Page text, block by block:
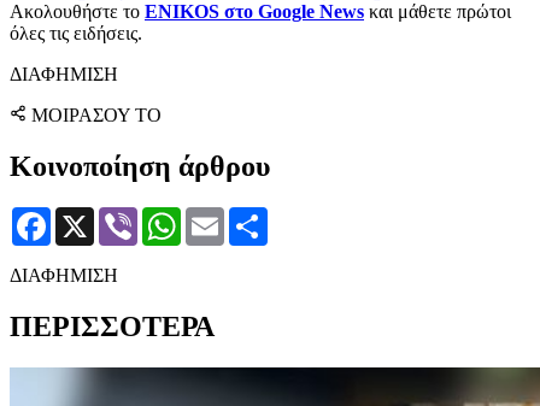
Ακολουθήστε το ENIKOS στο Google News και μάθετε πρώτοι
όλες τις ειδήσεις.
ΔΙΑΦΗΜΙΣΗ
ΜΟΙΡΑΣΟΥ ΤΟ
Κοινοποίηση άρθρου
Facebook
X Viber WhatsApp
Email
ΔΙΑΦΗΜΙΣΗ
ΠΕΡΙΣΣΟΤΕΡΑ